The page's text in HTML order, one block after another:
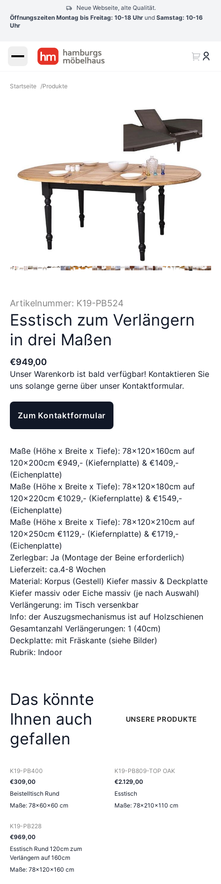
Neue Webseite, alte Qualität.
Öffnungszeiten Montag bis Freitag: 10-18 Uhr und Samstag: 10-16
Uhr
Startseite /Produkte
Artikelnummer: K19-PB524
Esstisch zum Verlängern
in drei Maßen
€949,00
Unser Warenkorb ist bald verfügbar! Kontaktieren Sie
uns solange gerne über unser Kontaktformular.
Zum Kontaktformular
Maße (Höhe x Breite x Tiefe): 78x120x160cm auf
120x200cm €949,- (Kiefernplatte) & €1409,-
(Eichenplatte)
Maße (Höhe x Breite x Tiefe): 78x120x180cm auf
120x220cm €1029,- (Kiefernplatte) & €1549,-
(Eichenplatte)
Maße (Höhe x Breite x Tiefe): 78x120x210cm auf
120x250cm €1129,- (Kiefernplatte) & €1719,-
(Eichenplatte)
Zerlegbar: Ja (Montage der Beine erforderlich)
Lieferzeit: ca.4-8 Wochen
Material: Korpus (Gestell) Kiefer massiv & Deckplatte
Kiefer massiv oder Eiche massiv (je nach Auswahl)
Verlängerung: im Tisch versenkbar
Info: der Auszugsmechanismus ist auf Holzschienen
Gesamtanzahl Verlängerungen: 1 (40cm)
Deckplatte: mit Fräskante (siehe Bilder)
Rubrik: Indoor
Das könnte
Ihnen auch
gefallen
UNSERE PRODUKTE
K19-PB400
€309,00
Beistelltisch Rund
Maße: 78×60×60 cm
K19-PB809-TOP OAK
€2.129,00
Esstisch
Maße: 78×210×110 cm
K19-PB228
€969,00
Esstisch Rund 120cm zum
Verlängern auf 160cm
Maße: 78×120×160 cm